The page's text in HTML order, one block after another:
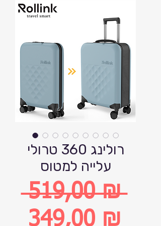
רולינג 360 טרולי
עלייה למטוס
519,00 ₪
Обычная
349,00 ₪